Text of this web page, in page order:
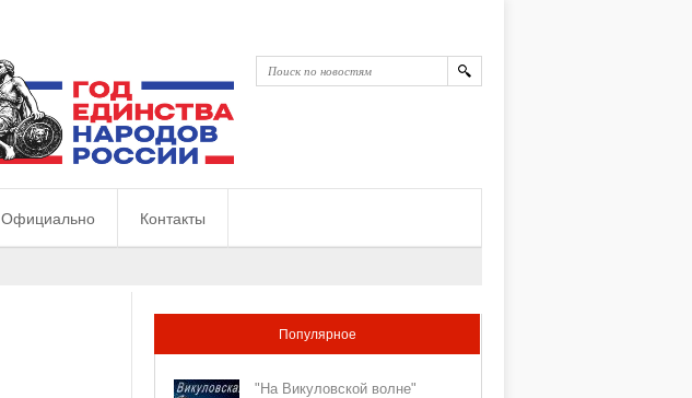
Официально Контакты
Популярное
"На Викуловской волне"